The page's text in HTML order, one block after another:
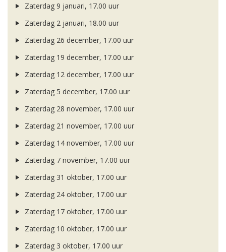
Zaterdag 9 januari, 17.00 uur
Zaterdag 2 januari, 18.00 uur
Zaterdag 26 december, 17.00 uur
Zaterdag 19 december, 17.00 uur
Zaterdag 12 december, 17.00 uur
Zaterdag 5 december, 17.00 uur
Zaterdag 28 november, 17.00 uur
Zaterdag 21 november, 17.00 uur
Zaterdag 14 november, 17.00 uur
Zaterdag 7 november, 17.00 uur
Zaterdag 31 oktober, 17.00 uur
Zaterdag 24 oktober, 17.00 uur
Zaterdag 17 oktober, 17.00 uur
Zaterdag 10 oktober, 17.00 uur
Zaterdag 3 oktober, 17.00 uur